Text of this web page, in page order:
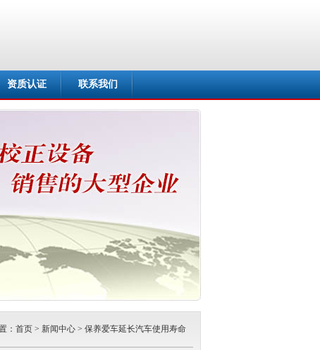
资质认证 联系我们
： 首页> 新闻中心> 保养爱车延长汽车使用寿命